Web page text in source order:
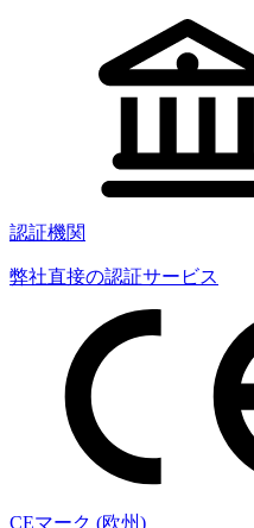
認証機関
弊社直接の認証サービス
CEマーク (欧州)